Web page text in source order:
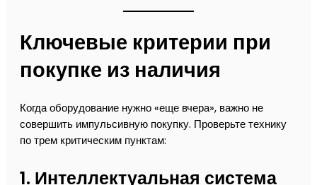
Ключевые критерии при
покупке из наличия
Когда оборудование нужно «еще вчера», важно не
совершить импульсивную покупку. Проверьте технику
по трем критическим пунктам:
1. Интеллектуальная система